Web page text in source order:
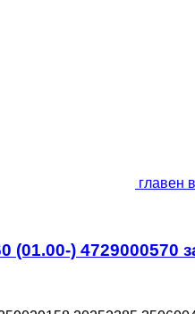
главен
(01.00-) 4729000570